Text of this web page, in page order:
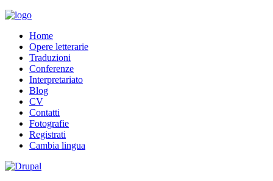
Home
Opere letterarie
Traduzioni
Conferenze
Interpretariato
Blog
CV
Contatti
Fotografie
Registrati
Cambia lingua